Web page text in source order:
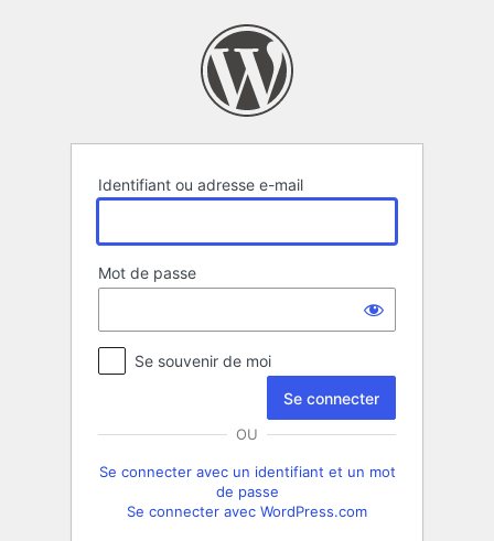
Identifiant ou adresse e-mail
Mot de passe
Se souvenir de moi
OU
Se connecter avec un identifiant et un mot
de passe
Se connecter avec WordPress.com